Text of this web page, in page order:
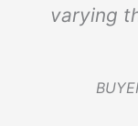
varying